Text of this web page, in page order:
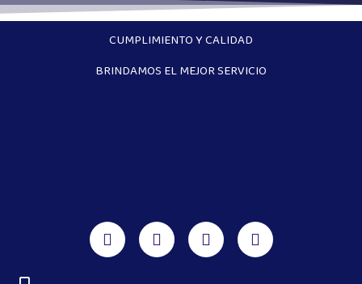
CUMPLIMIENTO Y CALIDAD
BRINDAMOS EL MEJOR SERVICIO